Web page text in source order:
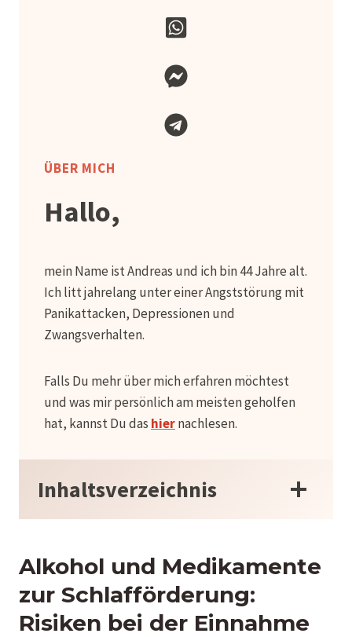
ÜBER MICH
Hallo,
mein Name ist Andreas und ich bin 44 Jahre alt.
Ich litt jahrelang unter einer Angststörung mit
Panikattacken, Depressionen und
Zwangsverhalten.
Falls Du mehr über mich erfahren möchtest
und was mir persönlich am meisten geholfen
hat, kannst Du das hiernachlesen.
Inhaltsverzeichnis
Alkohol und Medikamente
zur Schlafförderung:
Risiken bei der Einnahme